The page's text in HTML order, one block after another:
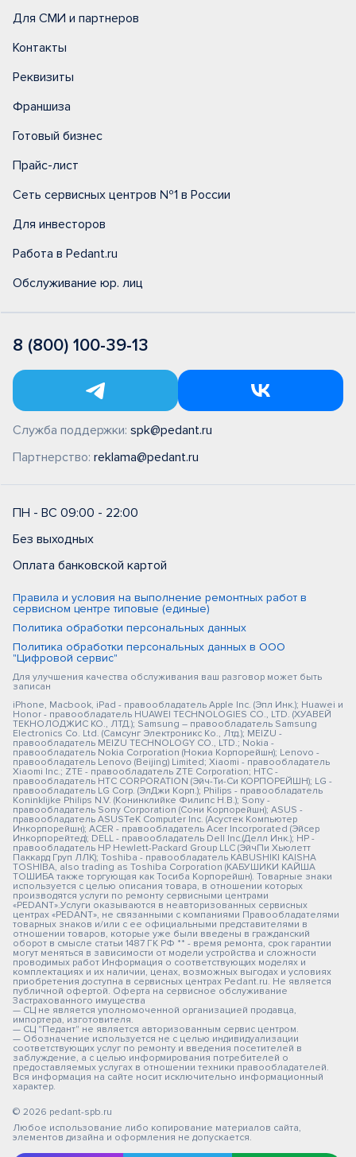
Для СМИ и партнеров
Контакты
Реквизиты
Франшиза
Готовый бизнес
Прайс-лист
Сеть сервисных центров №1 в России
Для инвесторов
Работа в Pedant.ru
Обслуживание юр. лиц
8 (800) 100-39-13
Служба поддержки: spk@pedant.ru
Партнерство: reklama@pedant.ru
ПН - ВС 09:00 - 22:00
Без выходных
Оплата банковской картой
Правила и условия на выполнение ремонтных работ в
сервисном центре типовые (единые)
Политика обработки персональных данных
Политика обработки персональных данных в ООО
"Цифровой сервис"
Для улучшения качества обслуживания ваш разговор может быть
записан
iPhone, Macbook, iPad - правообладатель Apple Inc. (Эпл Инк.); Huawei и
Honor - правообладатель HUAWEI TECHNOLOGIES CO., LTD. (ХУАВЕЙ
ТЕКНОЛОДЖИС КО., ЛТД.); Samsung – правообладатель Samsung
Electronics Co. Ltd. (Самсунг Электроникс Ко., Лтд.); MEIZU -
правообладатель MEIZU TECHNOLOGY CO., LTD.; Nokia -
правообладатель Nokia Corporation (Нокиа Корпорейшн); Lenovo -
правообладатель Lenovo (Beijing) Limited; Xiaomi - правообладатель
Xiaomi Inc.; ZTE - правообладатель ZTE Corporation; HTC -
правообладатель HTC CORPORATION (Эйч-Ти-Си КОРПОРЕЙШН); LG -
правообладатель LG Corp. (ЭлДжи Корп.); Philips - правообладатель
Koninklijke Philips N.V. (Конинклийке Филипс Н.В.); Sony -
правообладатель Sony Corporation (Сони Корпорейшн); ASUS -
правообладатель ASUSTeK Computer Inc. (Асустек Компьютер
Инкорпорейшн); ACER - правообладатель Acer Incorporated (Эйсер
Инкорпорейтед); DELL - правообладатель Dell Inc.(Делл Инк.); HP -
правообладатель HP Hewlett-Packard Group LLC (ЭйчПи Хьюлетт
Паккард Груп ЛЛК); Toshiba - правообладатель KABUSHIKI KAISHA
TOSHIBA, also trading as Toshiba Corporation (КАБУШИКИ КАЙША
ТОШИБА также торгующая как Тосиба Корпорейшн). Товарные знаки
используется с целью описания товара, в отношении которых
производятся услуги по ремонту сервисными центрами
«PEDANT».Услуги оказываются в неавторизованных сервисных
центрах «PEDANT», не связанными с компаниями Правообладателями
товарных знаков и/или с ее официальными представителями в
отношении товаров, которые уже были введены в гражданский
оборот в смысле статьи 1487 ГК РФ ** - время ремонта, срок гарантии
могут меняться в зависимости от модели устройства и сложности
проводимых работ Информация о соответствующих моделях и
комплектациях и их наличии, ценах, возможных выгодах и условиях
приобретения доступна в сервисных центрах Pedant.ru. Не является
публичной офертой. Оферта на сервисное обслуживание
Застрахованного имущества
— СЦ не является уполномоченной организацией продавца,
импортера, изготовителя.
— СЦ "Педант" не является авторизованным сервис центром.
— Обозначение используется не с целью индивидуализации
соответствующих услуг по ремонту и введения посетителей в
заблуждение, а с целью информирования потребителей о
предоставляемых услугах в отношении техники правообладателей.
Вся информация на сайте носит исключительно информационный
характер.
© 2026 pedant-spb.ru
Любое использование либо копирование материалов сайта,
элементов дизайна и оформления не допускается.